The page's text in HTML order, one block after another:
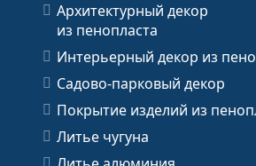
Архитектурный декор
из пенопласта
Интерьерный декор из
Садово-парковый декор
Покрытие изделий из
Литье чугуна